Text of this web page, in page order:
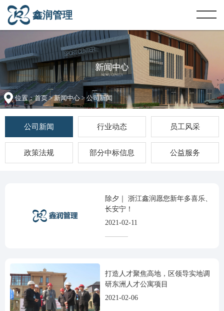
鑫润管理
位置：首页>新闻中心> 公司新闻
公司新闻 行业动态 员工风采
政策法规 部分中标信息 公益服务
除夕｜ 浙江鑫润愿您新年多喜乐、
长安宁！
2021-02-11
打造人才聚焦高地，区领导实地调
研东洲人才公寓项目
2021-02-06